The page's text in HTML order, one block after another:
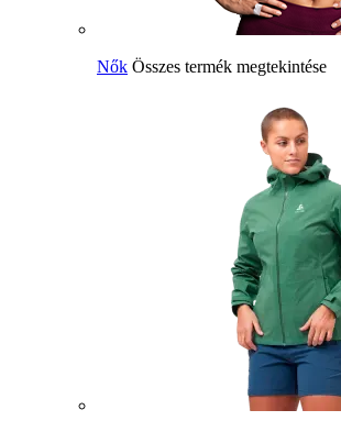
Nők Összes termék megtekintése